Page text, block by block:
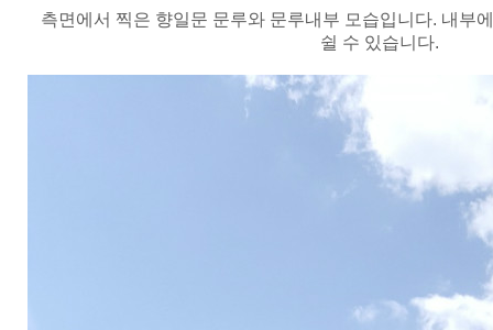
측면에서 찍은 향일문 문루와 문루내부 모습입니다. 내부
쉴 수 있습니다.